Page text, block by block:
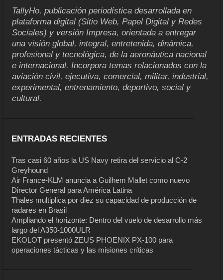
TallyHo, publicación periodística desarrollada en
plataforma digital (Sitio Web, Papel Digital y Redes
Sociales) y versión Impresa, orientada a entregar
una visión global, integral, entretenida, dinámica,
profesional y tecnológica, de la aeronáutica nacional
e internacional. Incorpora temas relacionados con la
aviación civil, ejecutiva, comercial, militar, industrial,
experimental, entrenamiento, deportivo, social y
cultural.
ENTRADAS RECIENTES
Tras casi 60 años la US Navy retira del servicio al C-2
Greyhound
Air France-KLM anuncia a Guilhem Mallet como nuevo
Director General para América Latina
Thales multiplica por diez su capacidad de producción de
radares en Brasil
Ampliando el horizonte: Dentro del vuelo de desarrollo más
largo del A350-1000ULR
EKOLOT presentó ZEUS PHOENIX PX-100 para
operaciones tácticas y las misiones críticas